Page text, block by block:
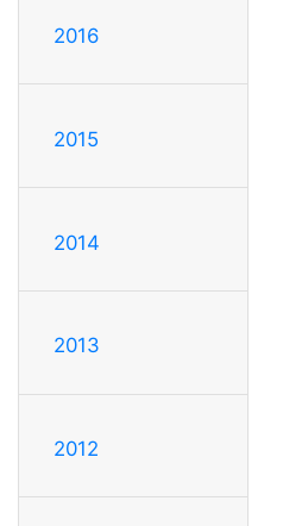
2016
2015
2014
2013
2012